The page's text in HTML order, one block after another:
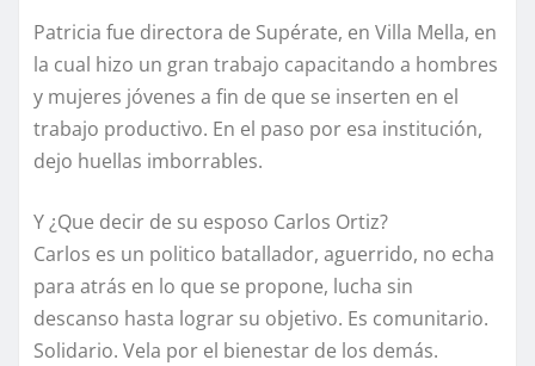
Patricia fue directora de Supérate, en Villa Mella, en
la cual hizo un gran trabajo capacitando a hombres
y mujeres jóvenes a fin de que se inserten en el
trabajo productivo. En el paso por esa institución,
dejo huellas imborrables.
Y ¿Que decir de su esposo Carlos Ortiz?
Carlos es un politico batallador, aguerrido, no echa
para atrás en lo que se propone, lucha sin
descanso hasta lograr su objetivo. Es comunitario.
Solidario. Vela por el bienestar de los demás.